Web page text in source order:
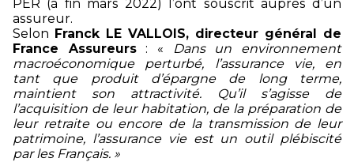
PER (à fin mars 2022) l’ont souscrit auprès d’un
assureur.
Selon Franck LE VALLOIS, directeur général de
France Assureurs: «
Dans un environnement
macroéconomique perturbé, l’assurance vie, en
tant que produit d’épargne de long terme,
maintient son attractivité. Qu’il s’agisse de
l’acquisition de leur habitation, de la préparation de
leur retraite ou encore de la transmission de leur
patrimoine, l’assurance vie est un outil plébiscité
par les Français. »